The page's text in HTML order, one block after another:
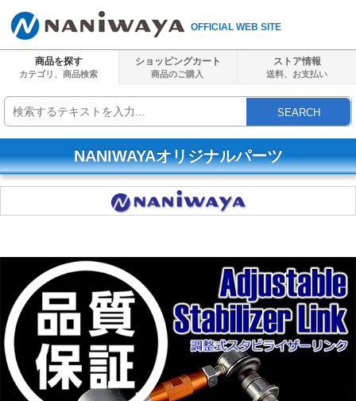
OFFICIAL WEB SITE
商品を探す
カテゴリ、商品検索
ショッピングカート
商品のご購入
ストア情報
送料、 お支払い
SEARCH
NANIWAYAオリジナルパーツ